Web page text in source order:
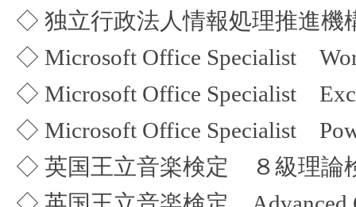
◇ 独立行政法人情報処理推進
◇ Microsoft Office Specialist
◇ Microsoft Office Specialist
◇ Microsoft Office Specialist
◇ 英国王立音楽検定 ８級理